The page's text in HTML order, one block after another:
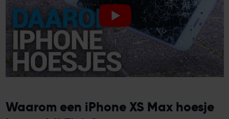
Waarom een iPhone XS Max hoesje